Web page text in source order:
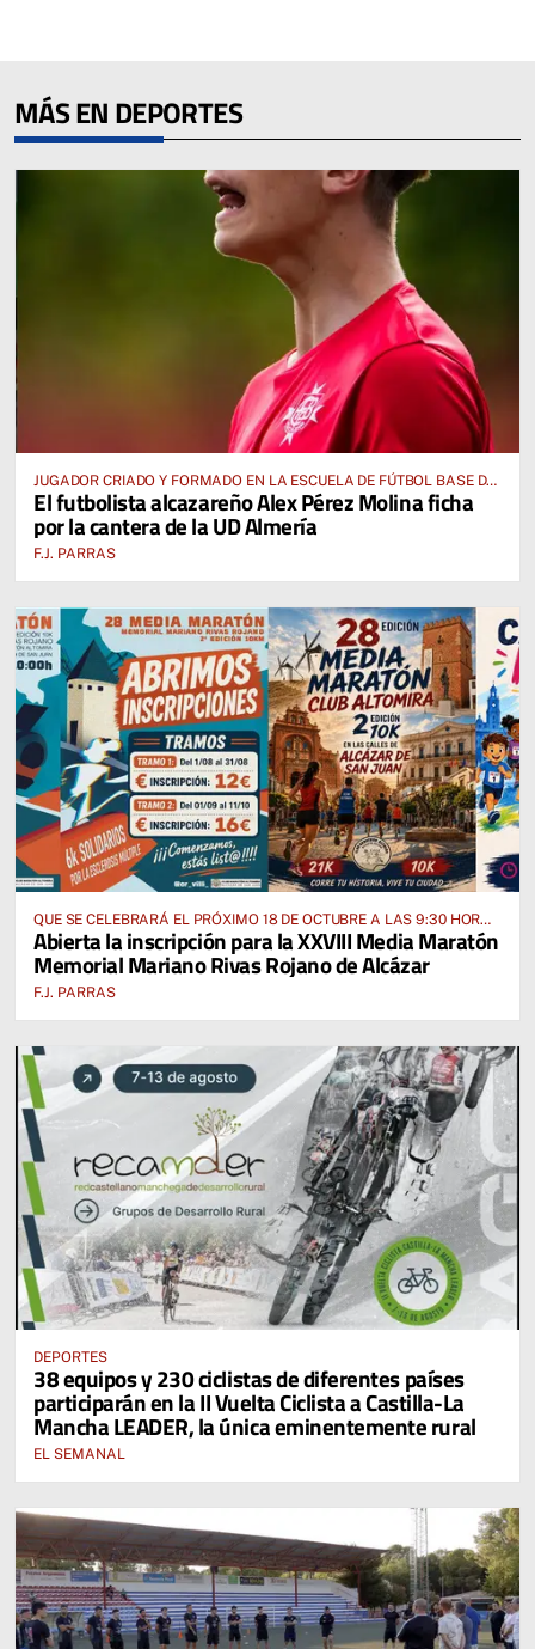
MÁS EN DEPORTES
JUGADOR CRIADO Y FORMADO EN LA ESCUELA DE FÚTBOL BASE DE
ALCÁZAR DE SAN JUAN
El futbolista alcazareño Alex Pérez Molina ficha
por la cantera de la UD Almería
F.J. PARRAS
QUE SE CELEBRARÁ EL PRÓXIMO 18 DE OCTUBRE A LAS 9:30 HORAS
DESDE EL PABELLÓN VICENTE PANIAGUA
Abierta la inscripción para la XXVIII Media Maratón
Memorial Mariano Rivas Rojano de Alcázar
F.J. PARRAS
DEPORTES
38 equipos y 230 ciclistas de diferentes países
participarán en la II Vuelta Ciclista a Castilla-La
Mancha LEADER, la única eminentemente rural
EL SEMANAL